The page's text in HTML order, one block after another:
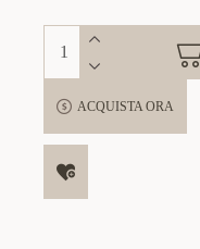
ACQUISTA ORA